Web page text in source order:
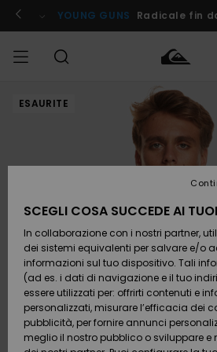
informazioni
prodotto
! YOUNG GUNS Radicale fin
UOMO Abbigliamento
Accessori
Calzature
e
infradito
Surf /
Acqua
Abbigliamento
Accessori
Calzature
e
infradito
Surf /
Acqua
Shop
Nuovi
Da
Scoprire
Snow
SURF
Surf Shop
Uomo
Highlights
Comunità
SNOW
Snow
Shop
Uomo
Shop
Snow
Shop
Donna
OUTLET
Outlet
Uomo
Outlet
Donna
Accedi al tuo
ordine
Spedizione
Pagamento
Buono regalo
Quiksilver
Freedom
ESAURITE
SCEGLI COSA SUCCEDE AI
In collaborazione con i nostri partner,
dei sistemi equivalenti per salvare e/o
informazioni sul tuo dispositivo. Tali
(ad es. i dati di navigazione e il tuo
essere utilizzati per: offrirti contenuti e
personalizzati, misurare l’efficacia dei
pubblicità, per fornire annunci
meglio il nostro pubblico o sviluppare e